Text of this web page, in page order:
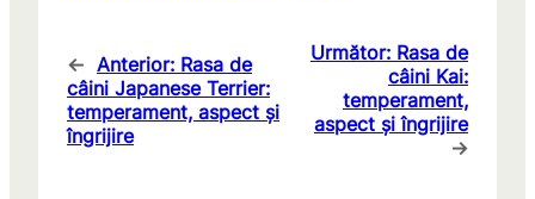
← Anterior: Rasa de
câini Japanese Terrier:
temperament, aspect și
îngrijire
Următor: Rasa de
câini Kai:
temperament,
aspect și îngrijire
→